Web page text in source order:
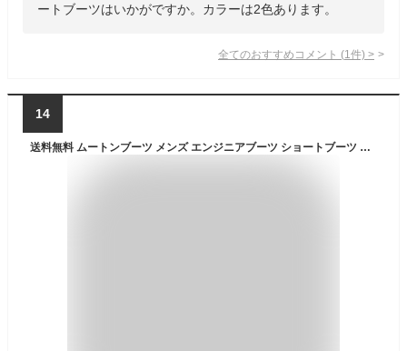
ートブーツはいかがですか。カラーは2色あります。
全てのおすすめコメント (1 件) >
14
送料無料 ムートンブーツ メンズ エンジニアブーツ ショートブーツ サイドジップ フェイクファー 軽量 インヒール 秋 冬 全5色 M/L/LL MC